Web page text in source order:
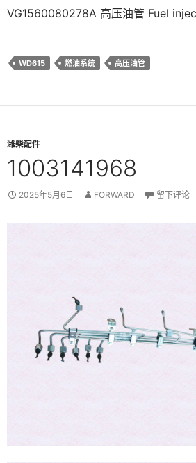
VG1560080278A 高压油管 Fuel
WD615 燃油系统 高压油管
潍柴配件
1003141968
2025年5月6日 FORWARD 留下评论